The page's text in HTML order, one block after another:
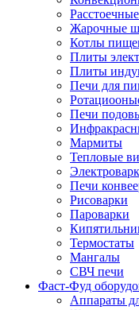
Жарочные
Котлы
Плиты
Плиты
Печи для
Печи
Мармиты
Тепловые
Печи
Рисоварки
Пароварки
Термостаты
Мангалы
СВЧ печи
Фаст-Фуд
Аппараты